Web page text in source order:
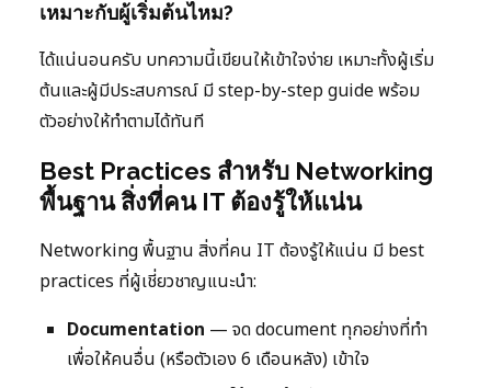
เหมาะกับผู้เริ่มต้นไหม?
ได้แน่นอนครับ บทความนี้เขียนให้เข้าใจง่าย เหมาะทั้งผู้เริ่ม
ต้นและผู้มีประสบการณ์ มี step-by-step guide พร้อม
ตัวอย่างให้ทำตามได้ทันที
Best Practices สำหรับ Networking
พื้นฐาน สิ่งที่คน IT ต้องรู้ให้แน่น
Networking พื้นฐาน สิ่งที่คน IT ต้องรู้ให้แน่น มี best
practices ที่ผู้เชี่ยวชาญแนะนำ:
Documentation — จด document ทุกอย่างที่ทำ
เพื่อให้คนอื่น (หรือตัวเอง 6 เดือนหลัง) เข้าใจ